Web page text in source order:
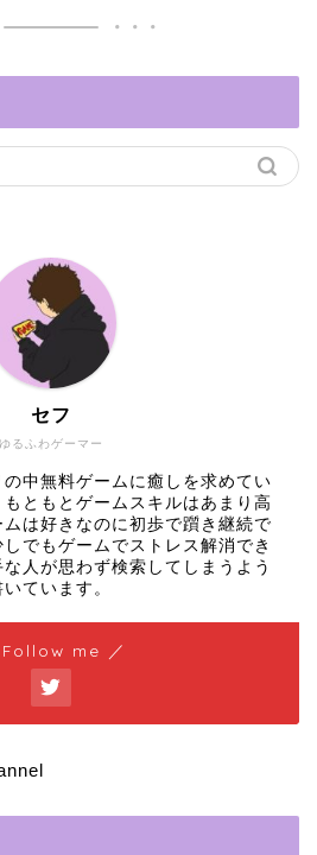
ゆるふわゲーマー
セフ
中無料ゲームに癒しを求めてい
ともとゲームスキルはあまり高
は好きなのに初歩で躓き継続で
でもゲームでストレス解消でき
人が思わず検索してしまうよう
ています。
Follow me ／